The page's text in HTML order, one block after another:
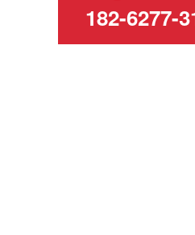
182-6277-